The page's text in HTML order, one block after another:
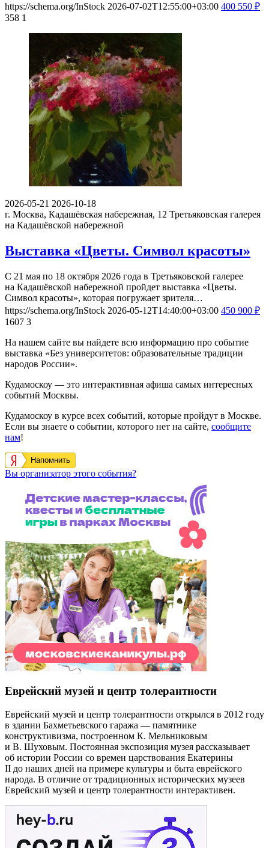
https://schema.org/InStock 2026-07-02T12:55:00+03:00 400 550 ₽
358 1
2026-05-21 2026-10-18
г. Москва, Кадашёвская набережная, 12 Третьяковская галерея
на Кадашёвской набережной
Выставка «Цветы. Символ красоты»
С 21 мая по 18 октября 2026 года в Третьяковской галерее
на Кадашёвской набережной пройдет выставка «Цветы.
Символ красоты», которая погружает зрителя…
https://schema.org/InStock 2026-05-12T14:40:00+03:00 450 900 ₽
1607 3
На нашем сайте вы найдете всю информацию про событие
выставка «Без университетов: образовательные традиции
народов России».
Кудамоскоу — это интерактивная афиша самых интересных
событий Москвы.
Кудамоскоу в курсе всех событий, которые пройдут в Москве.
Если вы знаете о событии, которого нет на сайте, сообщите
нам!
Напомнить
Вы организатор этого события?
Еврейский музей и центр толерантности
Еврейский музей и центр толерантности открылся в 2012 году
в здании Бахметьевского гаража — памятнике
конструктивизма, построенном К. Мельниковым
и В. Шуховым. Постоянная экспозиция музея рассказывает
об истории России со времен царствования Екатерины
II до наших дней на примере культуры и быта еврейского
народа. В отличие от традиционных исторических музеев
Еврейский музей и центр толерантности интерактивен.